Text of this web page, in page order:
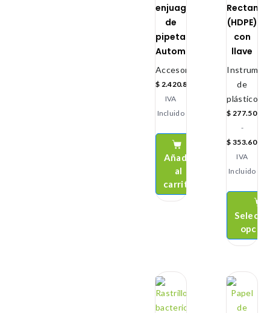
enjuagador
de
pipetas
Automático
Accesorios
$ 2.420.800
IVA
Incluido
Añadir
al
carrito
(HDPE)
con
llave
de
plástico
$ 277.500
-
$ 353.600
IVA
Incluido